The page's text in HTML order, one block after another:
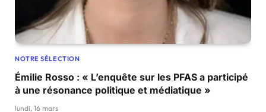
NOTRE SÉLECTION
Émilie Rosso : « L’enquête sur les PFAS a participé
à une résonance politique et médiatique »
lundi, 16 mars